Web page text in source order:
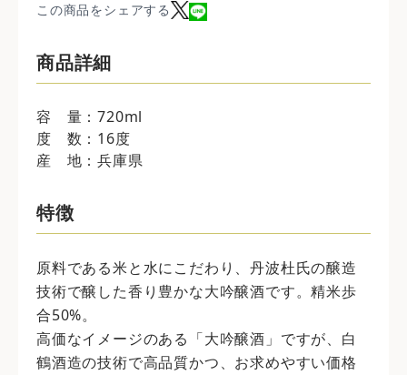
この商品をシェアする
商品詳細
容 量：720ml
度 数：16度
産 地：兵庫県
特徴
原料である米と水にこだわり、丹波杜氏の醸造
技術で醸した香り豊かな大吟醸酒です。精米歩
合50%。
高価なイメージのある「大吟醸酒」ですが、白
鶴酒造の技術で高品質かつ、お求めやすい価格